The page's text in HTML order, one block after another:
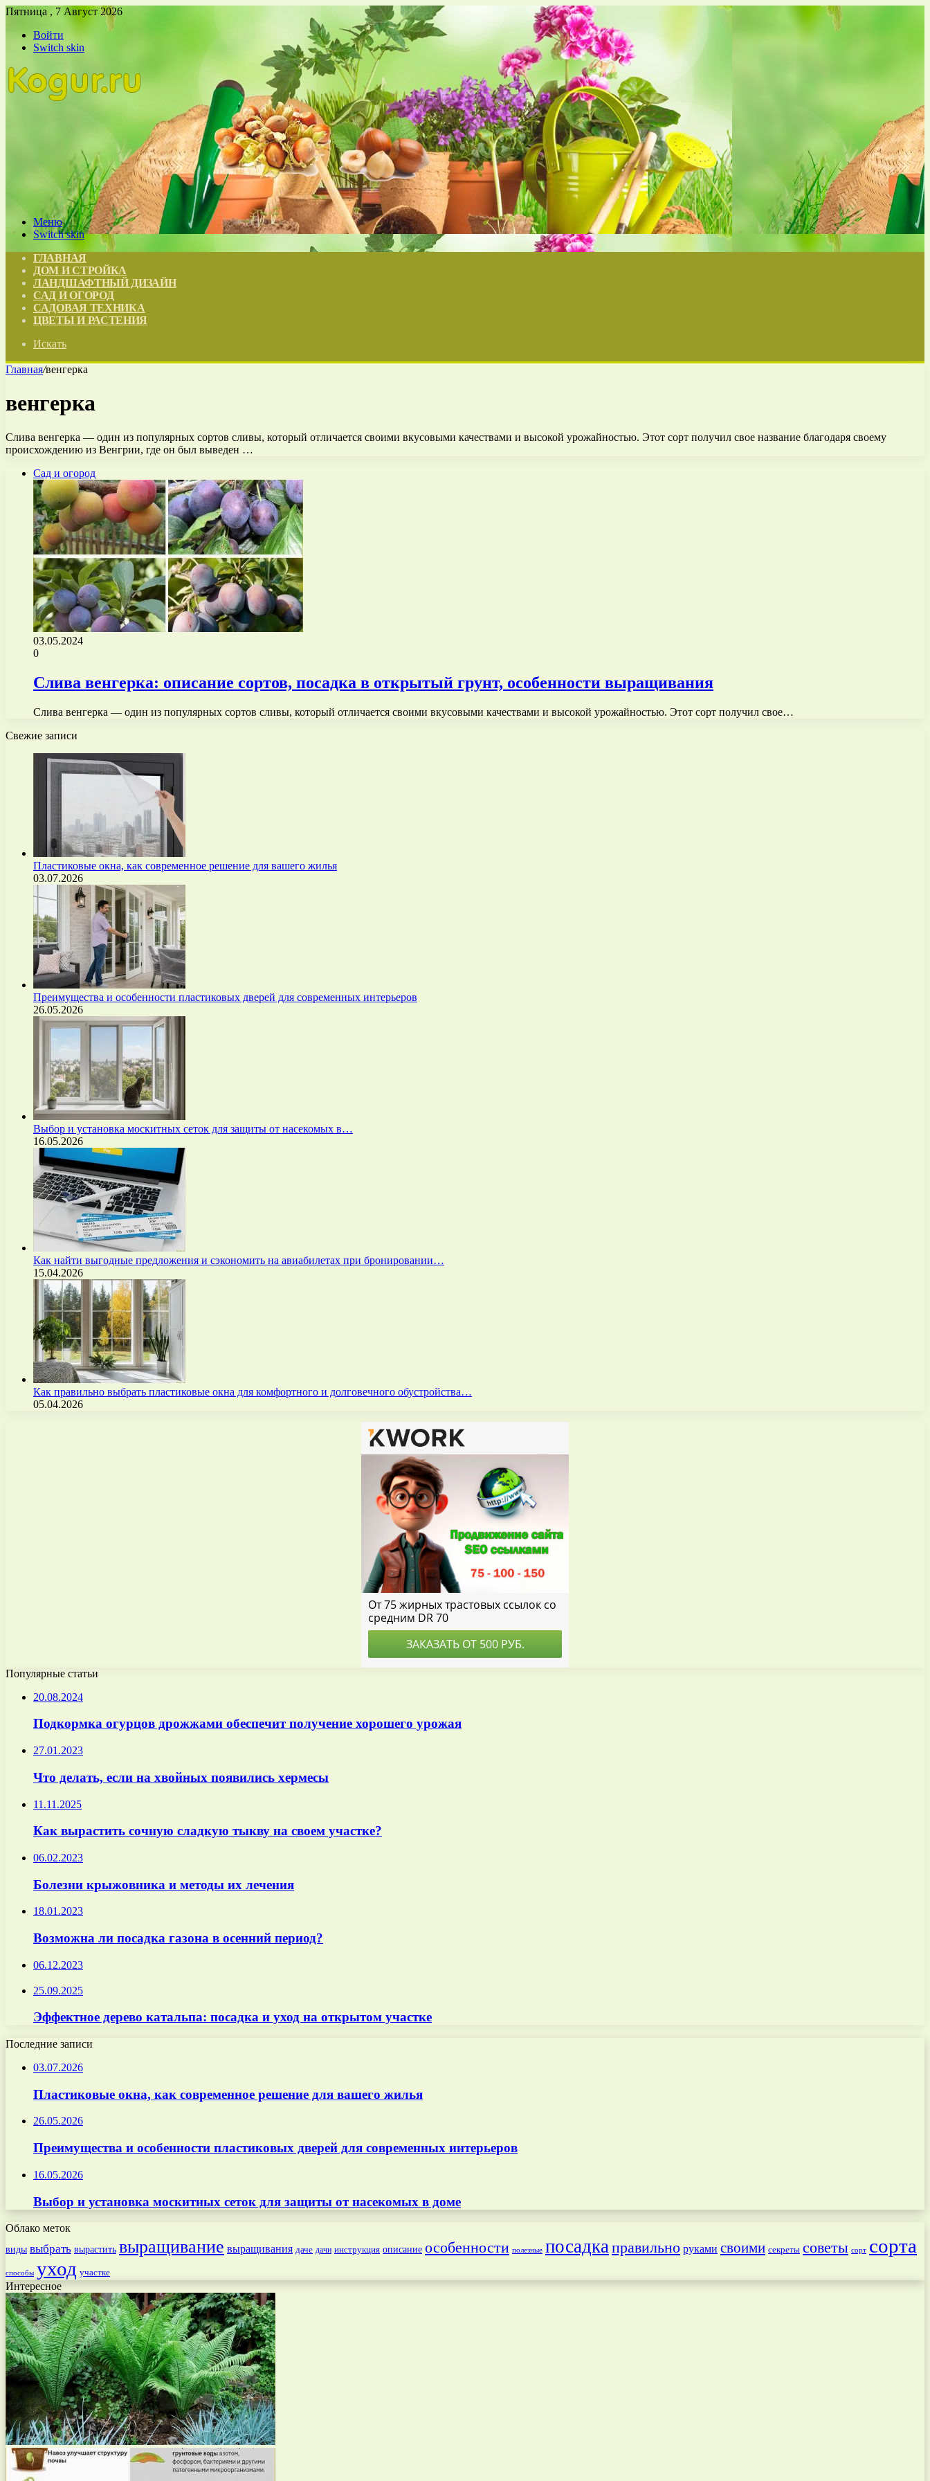
Пятница , 7 Август 2026
Войти
Switch skin
Меню
Switch skin
ГЛАВНАЯ
ДОМ И СТРОЙКА
ЛАНДШАФТНЫЙ ДИЗАЙН
САД И ОГОРОД
САДОВАЯ ТЕХНИКА
ЦВЕТЫ И РАСТЕНИЯ
Искать
Главная/венгерка
венгерка
Слива венгерка — один из популярных сортов сливы, который отличается своими вкусовыми качествами и высокой урожайностью. Этот сорт получил свое название благодаря своему
происхождению из Венгрии, где он был выведен …
Сад и огород
03.05.2024
0
Слива венгерка: описание сортов, посадка в открытый грунт, особенности выращивания
Слива венгерка — один из популярных сортов сливы, который отличается своими вкусовыми качествами и высокой урожайностью. Этот сорт получил свое…
Свежие записи
Пластиковые окна, как современное решение для вашего жилья
03.07.2026
Преимущества и особенности пластиковых дверей для современных интерьеров
26.05.2026
Выбор и установка москитных сеток для защиты от насекомых в…
16.05.2026
Как найти выгодные предложения и сэкономить на авиабилетах при бронировании…
15.04.2026
Как правильно выбрать пластиковые окна для комфортного и долговечного обустройства…
05.04.2026
Популярные статьи
20.08.2024
Подкормка огурцов дрожжами обеспечит получение хорошего урожая
27.01.2023
Что делать, если на хвойных появились хермесы
11.11.2025
Как вырастить сочную сладкую тыкву на своем участке?
06.02.2023
Болезни крыжовника и методы их лечения
18.01.2023
Возможна ли посадка газона в осенний период?
06.12.2023
25.09.2025
Эффектное дерево катальпа: посадка и уход на открытом участке
Последние записи
03.07.2026
Пластиковые окна, как современное решение для вашего жилья
26.05.2026
Преимущества и особенности пластиковых дверей для современных интерьеров
16.05.2026
Выбор и установка москитных сеток для защиты от насекомых в доме
Облако меток
виды выбрать вырастить выращивание выращивания даче дачи инструкция описание особенности полезные посадкаправильно руками своими секреты советы сорт сорта
способы уход участке
Интересное